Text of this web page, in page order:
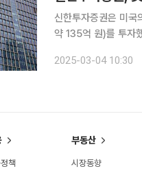
신한투자증권은 미
약 135억 원)를 투자했다고 4일 밝혔다. 람다는 미
클라우드 서비스를
2025-03-04 10:30
책
부동산
시장동향